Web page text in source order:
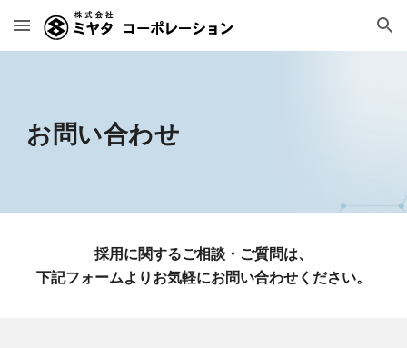
Skip to main content Skip to navigation
お問い合わせ
採用に関するご相談・ご質問は、
下記フォームよりお気軽にお問い合わせください。